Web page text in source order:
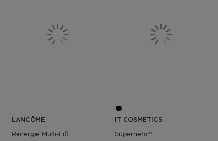
LANCÔME
Rénergie Multi-Lift
IT COSMETICS
Superhero™